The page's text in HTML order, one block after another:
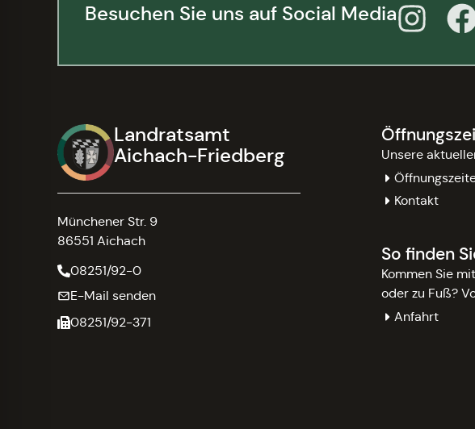
Besuchen Sie uns auf Social Media
Landratsamt
Aichach-Friedberg
Münchener Str. 9
86551 Aichach
08251/92-0
E-Mail senden
08251/92-371
Unsere
Kontakt
So finden
Kommen Sie
oder zu Fuß?
Anfahrt